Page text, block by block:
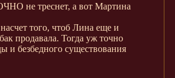
не треснет, а вот Мартина
того, чтоб Лина еще и
продавала. Тогда уж точно
и безбедного существования